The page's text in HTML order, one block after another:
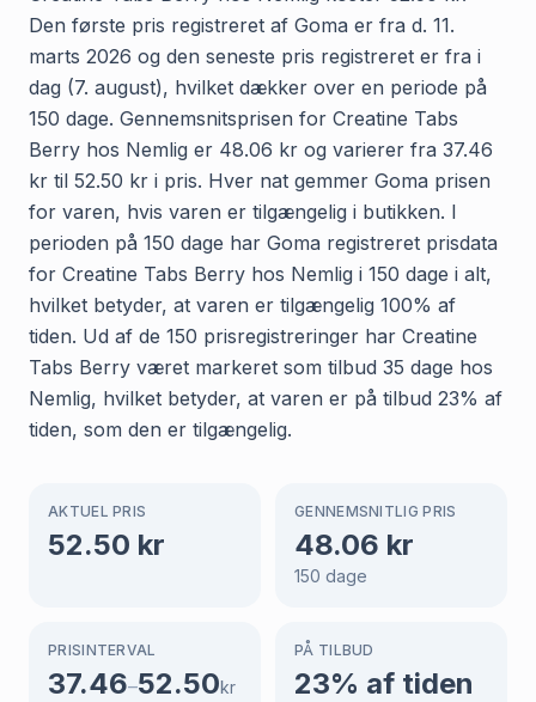
Den første pris registreret af Goma er fra d. 11.
marts 2026 og den seneste pris registreret er fra i
dag (7. august), hvilket dækker over en periode på
150 dage. Gennemsnitsprisen for Creatine Tabs
Berry hos Nemlig er 48.06 kr og varierer fra 37.46
kr til 52.50 kr i pris. Hver nat gemmer Goma prisen
for varen, hvis varen er tilgængelig i butikken. I
perioden på 150 dage har Goma registreret prisdata
for Creatine Tabs Berry hos Nemlig i 150 dage i alt,
hvilket betyder, at varen er tilgængelig 100% af
tiden. Ud af de 150 prisregistreringer har Creatine
Tabs Berry været markeret som tilbud 35 dage hos
Nemlig, hvilket betyder, at varen er på tilbud 23% af
tiden, som den er tilgængelig.
AKTUEL PRIS
52.50 kr
GENNEMSNITLIG PRIS
48.06 kr
150 dage
PRISINTERVAL
37.46–52.50kr
PÅ TILBUD
23% af tiden